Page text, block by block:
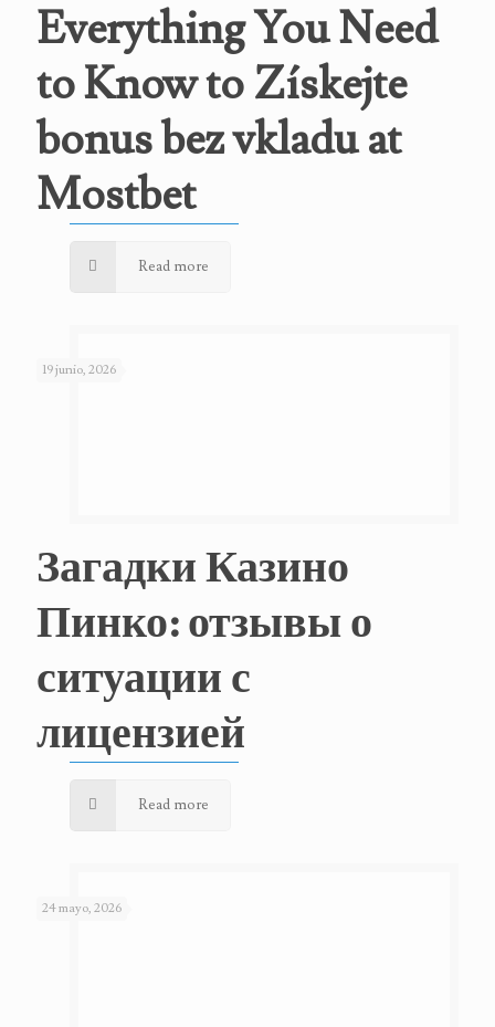
Everything You Need
to Know to Získejte
bonus bez vkladu at
Mostbet
Read more
19 junio, 2026
Загадки Казино
Пинко: отзывы о
ситуации с
лицензией
Read more
24 mayo, 2026